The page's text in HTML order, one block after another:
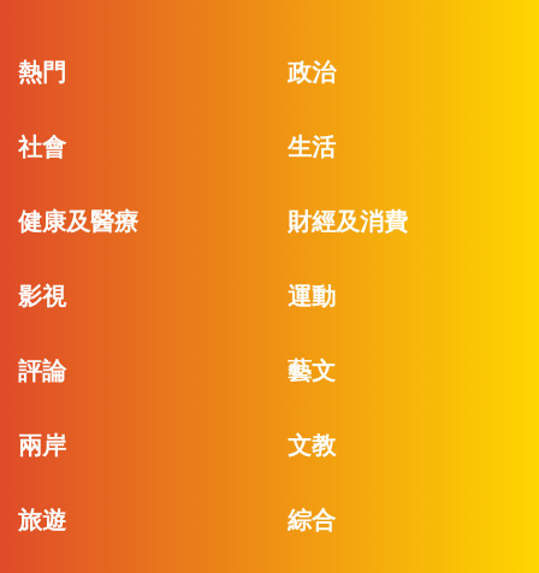
熱門 政治
社會 生活
健康及醫療 財經及消費
影視 運動
評論 藝文
兩岸 文教
旅遊 綜合